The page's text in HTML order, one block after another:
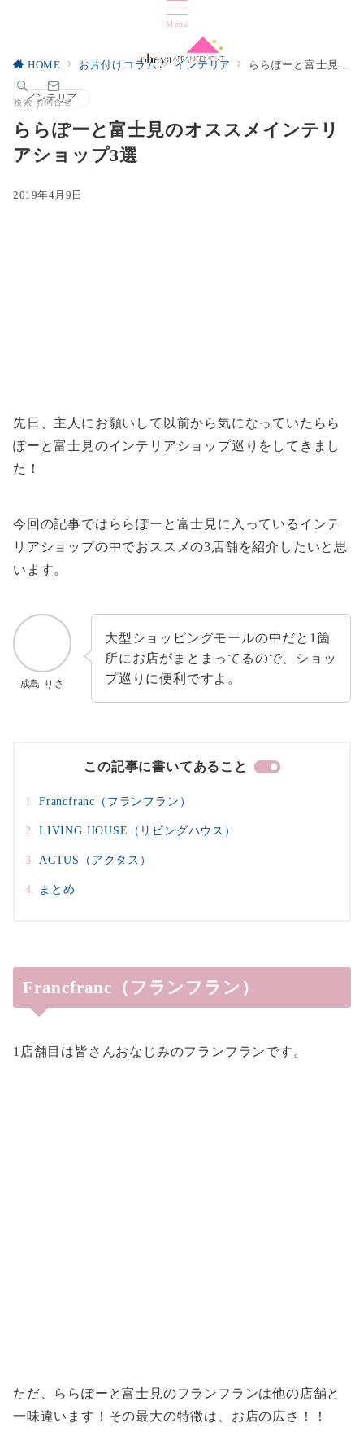
Menu
検索 お問合せ
HOME お片付けコラム インテリア ららぽーと富士見のオススメインテリアショップ3選
インテリア
ららぽーと富士見のオススメインテリ
アショップ3選
2019年4月9日
先日、主人にお願いして以前から気になっていたらら
ぽーと富士見のインテリアショップ巡りをしてきまし
た！
今回の記事ではららぽーと富士見に入っているインテ
リアショップの中でおススメの3店舗を紹介したいと思
います。
成島 りさ
大型ショッピングモールの中だと1箇
所にお店がまとまってるので、ショッ
プ巡りに便利ですよ。
この記事に書いてあること
Francfranc（フランフラン）
LIVING HOUSE（リビングハウス）
ACTUS（アクタス）
まとめ
Francfranc（フランフラン）
1店舗目は皆さんおなじみのフランフランです。
ただ、ららぽーと富士見のフランフランは他の店舗と
一味違います！その最大の特徴は、お店の広さ！！